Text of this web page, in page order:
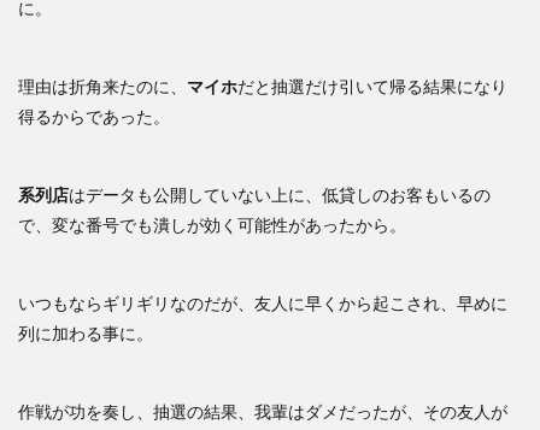
に。
理由は折角来たのに、 マイホだと抽選だけ引いて帰る結果になり
得るからであった。
系列店はデータも公開していない上に、低貸しのお客もいるの
で、変な番号でも潰しが効く可能性があったから。
いつもならギリギリなのだが、友人に早くから起こされ、早めに
列に加わる事に。
作戦が功を奏し、抽選の結果、我輩はダメだったが、その友人が